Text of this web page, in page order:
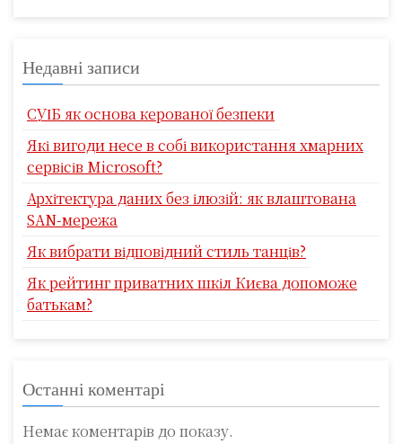
Недавні записи
СУІБ як основа керованої безпеки
Які вигоди несе в собі використання хмарних
сервісів Microsoft?
Архітектура даних без ілюзій: як влаштована
SAN-мережа
Як вибрати відповідний стиль танців?
Як рейтинг приватних шкіл Києва допоможе
батькам?
Останні коментарі
Немає коментарів до показу.